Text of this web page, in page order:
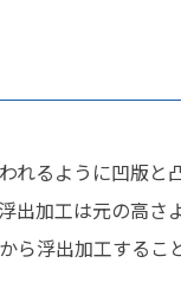
れるように凹版と
出加工は元の高さ
ら浮出加工するこ